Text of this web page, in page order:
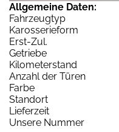
Allgemeine Daten:
Fahrzeugtyp
Karosserieform
Erst-Zul.
Getriebe
Kilometerstand
Anzahl der Türen
Farbe
Standort
Lieferzeit
Unsere Nummer